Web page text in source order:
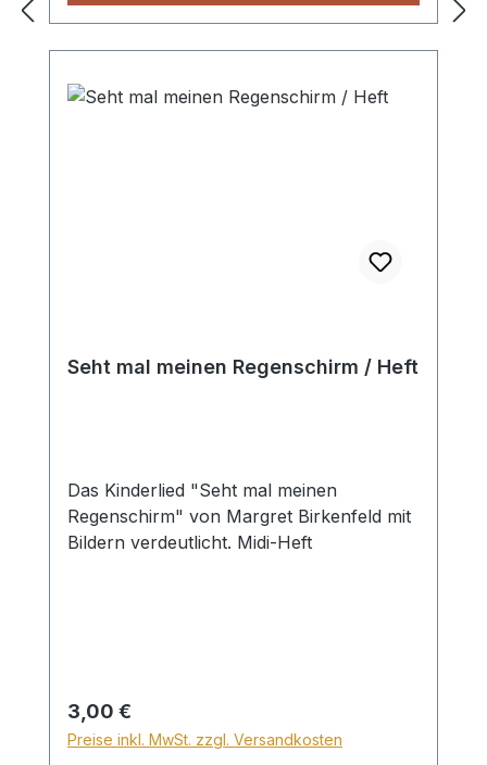
Seht mal meinen Regenschirm / Heft
Das Kinderlied "Seht mal meinen
Regenschirm" von Margret Birkenfeld mit
Bildern verdeutlicht. Midi-Heft
Regulärer Preis:
3,00 €
Preise inkl. MwSt. zzgl. Versandkosten